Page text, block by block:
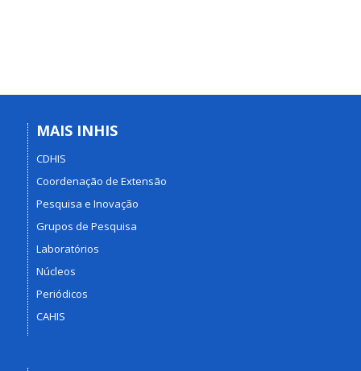
MAIS INHIS
CDHIS
Coordenação de Extensão
Pesquisa e Inovação
Grupos de Pesquisa
Laboratórios
Núcleos
Periódicos
CAHIS